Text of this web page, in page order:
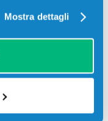
Mostra dettagli
3555, Toshiba
4555,
STUDIO